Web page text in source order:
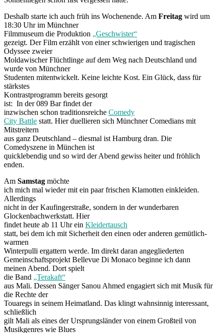
Deshalb starte ich auch früh ins Wochenende. Am Freitag wird um
18:30 Uhr im Münchner
Filmmuseum die Produktion „Geschwister“
gezeigt. Der Film erzählt von einer schwierigen und tragischen
Odyssee zweier
Moldawischer Flüchtlinge auf dem Weg nach Deutschland und
wurde von Münchner
Studenten mitentwickelt. Keine leichte Kost. Ein Glück, dass für
stärkstes
Kontrastprogramm bereits gesorgt
ist: In der 089 Bar findet der
inzwischen schon traditionsreiche Comedy
City Battle statt. Hier duellieren sich Münchner Comedians mit
Mitstreitern
aus ganz Deutschland – diesmal ist Hamburg dran. Die
Comedyszene in München ist
quicklebendig und so wird der Abend gewiss heiter und fröhlich
enden.
Am Samstag möchte
ich mich mal wieder mit ein paar frischen Klamotten einkleiden.
Allerdings
nicht in der Kaufingerstraße, sondern in der wunderbaren
Glockenbachwerkstatt. Hier
findet heute ab 11 Uhr ein Kleidertausch
statt, bei dem ich mit Sicherheit den einen oder anderen gemütlich-
warmen
Winterpulli ergattern werde. Im direkt daran angegliederten
Gemeinschaftsprojekt Bellevue Di Monaco beginne ich dann
meinen Abend. Dort spielt
die Band „Terakaft“
aus Mali. Dessen Sänger Sanou Ahmed engagiert sich mit Musik für
die Rechte der
Touaregs in seinem Heimatland. Das klingt wahnsinnig interessant,
schließlich
gilt Mali als eines der Ursprungsländer von einem Großteil von
Musikgenres wie Blues